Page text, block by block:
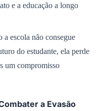
e a educação a longo
a escola não consegue
do estudante, ela perde
um compromisso
a Evasão